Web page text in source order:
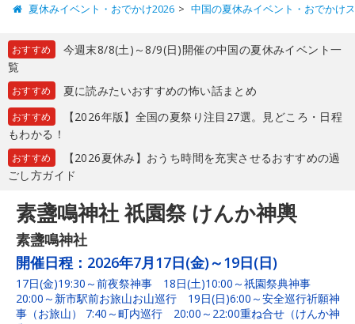
夏休みイベント・おでかけ2026 中国の夏休みイベント・おでかけ
おすすめ
今週末8/8(土)～8/9(日)開催の中国の夏休みイベント一
覧
おすすめ 夏に読みたいおすすめの怖い話まとめ
おすすめ
【2026年版】全国の夏祭り注目27選。見どころ・日程
もわかる！
おすすめ
【2026夏休み】おうち時間を充実させるおすすめの過
ごし方ガイド
素盞鳴神社 祇園祭 けんか神輿
素盞鳴神社
開催日程： 2026年7月17日(金)～19日(日)
17日(金)19:30～前夜祭神事 18日(土)10:00～祇園祭典神事
20:00～新市駅前お旅山お山巡行 19日(日)6:00～安全巡行祈願神
事（お旅山） 7:40～町内巡行 20:00～22:00重ね合せ（けんか神